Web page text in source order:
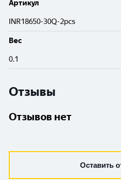
Артикул
INR18650-30Q-2pcs
Вес
0.1
Отзывы
Отзывов нет
Оставить